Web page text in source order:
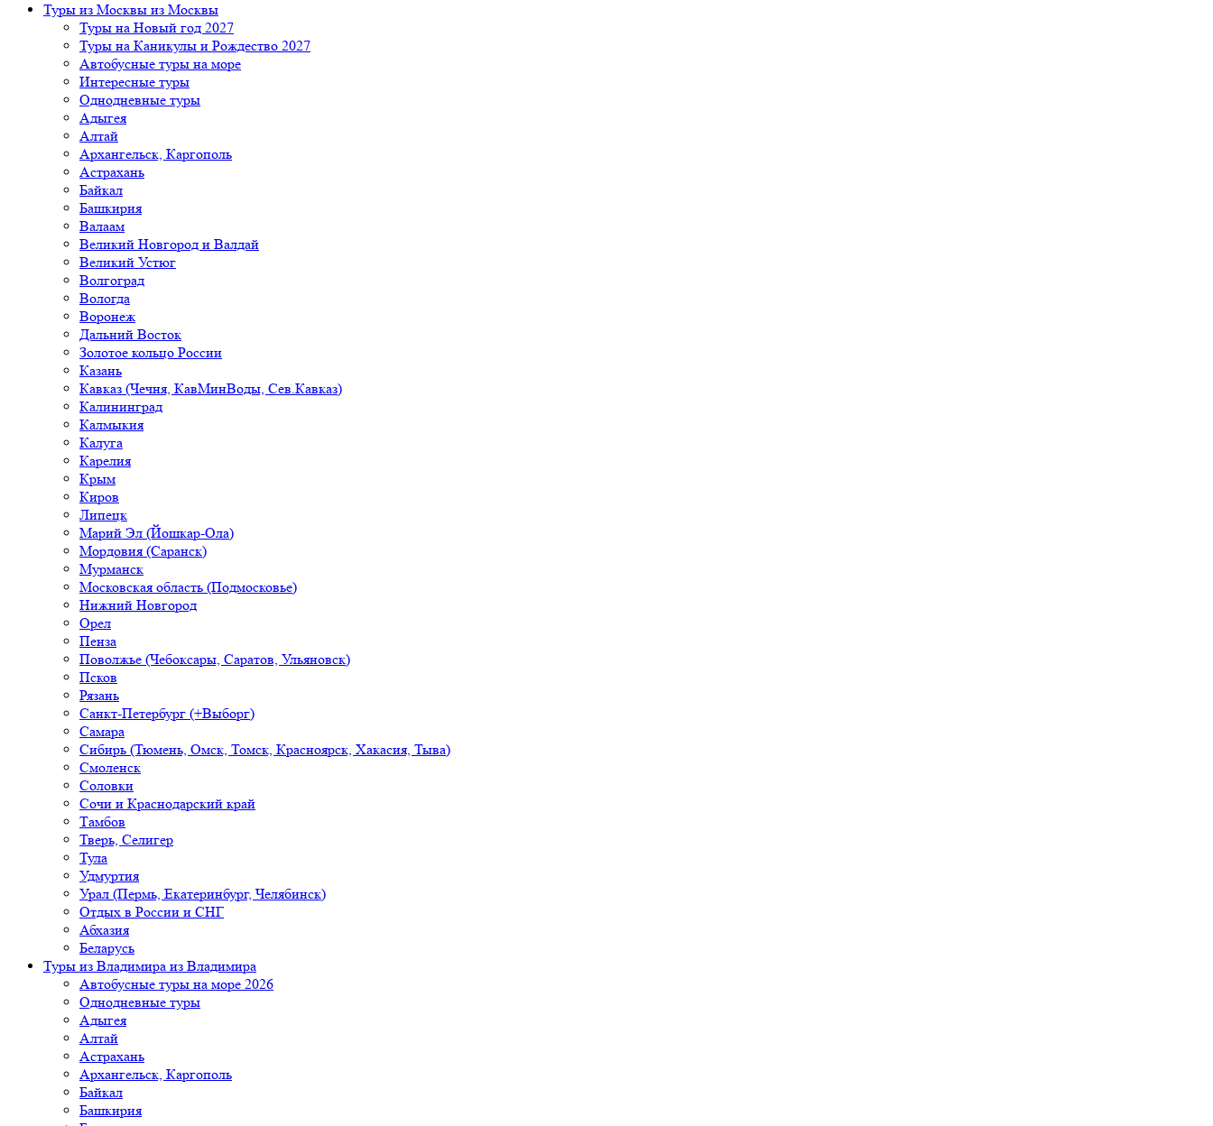
Туры из Москвы из Москвы
Туры на Новый год 2027
Туры на Каникулы и Рождество 2027
Автобусные туры на море
Интересные туры
Однодневные туры
Адыгея
Алтай
Архангельск, Каргополь
Астрахань
Байкал
Башкирия
Валаам
Великий Новгород и Валдай
Великий Устюг
Волгоград
Вологда
Воронеж
Дальний Восток
Золотое кольцо России
Казань
Кавказ (Чечня, КавМинВоды, Сев.Кавказ)
Калининград
Калмыкия
Калуга
Карелия
Крым
Киров
Липецк
Марий Эл (Йошкар-Ола)
Мордовия (Саранск)
Мурманск
Московская область (Подмосковье)
Нижний Новгород
Орел
Пенза
Поволжье (Чебоксары, Саратов, Ульяновск)
Псков
Рязань
Санкт-Петербург (+Выборг)
Самара
Сибирь (Тюмень, Омск, Томск, Красноярск, Хакасия, Тыва)
Смоленск
Соловки
Сочи и Краснодарский край
Тамбов
Тверь, Селигер
Тула
Удмуртия
Урал (Пермь, Екатеринбург, Челябинск)
Отдых в России и СНГ
Абхазия
Беларусь
Туры из Владимира из Владимира
Автобусные туры на море 2026
Однодневные туры
Адыгея
Алтай
Астрахань
Архангельск, Каргополь
Байкал
Башкирия